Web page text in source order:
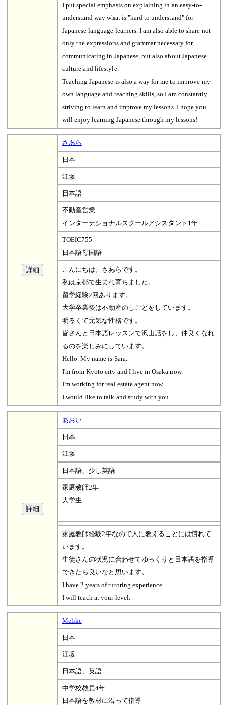
I put special emphasis on explaining in an easy-to-
understand way what is "hard to understand" for
Japanese language learners. I am also able to share not
only the expressions and grammar necessary for
communicating in Japanese, but also about Japanese
culture and lifestyle.
Teaching Japanese is also a way for me to improve my
own language and teaching skills, so I am constantly
striving to learn and improve my lessons. I hope you
will enjoy learning Japanese through my lessons!
さあら
日本
江坂
日本語
不動産営業
インターナショナルスクールアシスタント1年
TOEIC755
日本語母国語
こんにちは。さあらです。
私は京都で生まれ育ちました。
留学経験2回あります。
大学卒業後は不動産のしごとをしています。
明るくて元気な性格です。
皆さんと日本語レッスンで沢山話をし、仲良くなれ
るのを楽しみにしています。
Hello. My name is Sara.
I'm from Kyoto city and I live in Osaka now.
I'm working for real estate agent now.
I would like to talk and study with you.
あおい
日本
江坂
日本語、少し英語
家庭教師2年
大学生
家庭教師経験2年なので人に教えることには慣れて
います。
生徒さんの状況に合わせてゆっくりと日本語を指導
できたら良いなと思います。
I have 2 years of tutoring experience.
I will teach at your level.
Melike
日本
江坂
日本語、英語
中学校教員4年
日本語を教材に沿って指導